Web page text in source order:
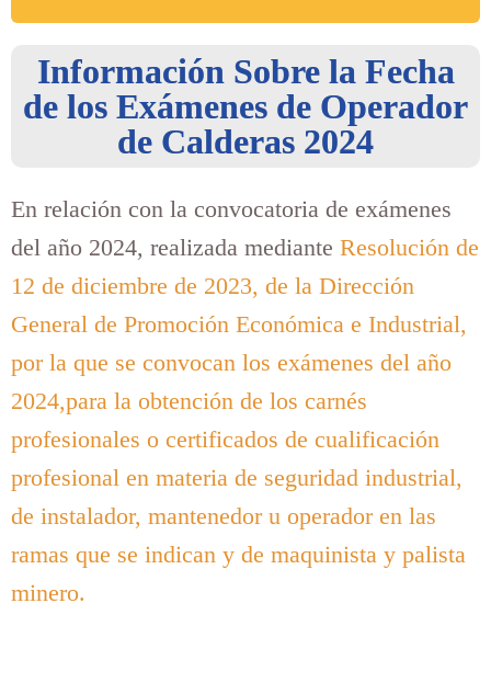
Información Sobre la Fecha
de los Exámenes de Operador
de Calderas 2024
En relación con la convocatoria de exámenes
del año 2024, realizada mediante Resolución de
12 de diciembre de 2023, de la Dirección
General de Promoción Económica e Industrial,
por la que se convocan los exámenes del año
2024,para la obtención de los carnés
profesionales o certificados de cualificación
profesional en materia de seguridad industrial,
de instalador, mantenedor u operador en las
ramas que se indican y de maquinista y palista
minero.